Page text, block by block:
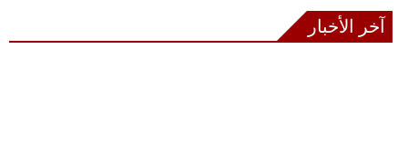
آخر الأخبار